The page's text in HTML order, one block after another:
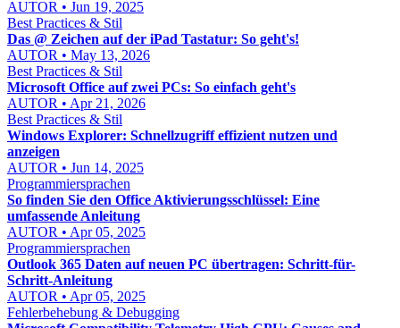
AUTOR • Jun 19, 2025
Best Practices & Stil
Das @ Zeichen auf der iPad Tastatur: So geht's!
AUTOR • May 13, 2026
Best Practices & Stil
Microsoft Office auf zwei PCs: So einfach geht's
AUTOR • Apr 21, 2026
Best Practices & Stil
Windows Explorer: Schnellzugriff effizient nutzen und
anzeigen
AUTOR • Jun 14, 2025
Programmiersprachen
So finden Sie den Office Aktivierungsschlüssel: Eine
umfassende Anleitung
AUTOR • Apr 05, 2025
Programmiersprachen
Outlook 365 Daten auf neuen PC übertragen: Schritt-für-
Schritt-Anleitung
AUTOR • Apr 05, 2025
Fehlerbehebung & Debugging